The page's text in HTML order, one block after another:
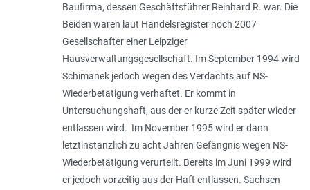
Baufirma, dessen Geschäftsführer Reinhard R. war. Die
Beiden waren laut Handelsregister noch 2007
Gesellschafter einer Leipziger
Hausverwaltungsgesellschaft. Im September 1994 wird
Schimanek jedoch wegen des Verdachts auf NS-
Wiederbetätigung verhaftet. Er kommt in
Untersuchungshaft, aus der er kurze Zeit später wieder
entlassen wird. Im November 1995 wird er dann
letztinstanzlich zu acht Jahren Gefängnis wegen NS-
Wiederbetätigung verurteilt. Bereits im Juni 1999 wird
er jedoch vorzeitig aus der Haft entlassen. Sachsen